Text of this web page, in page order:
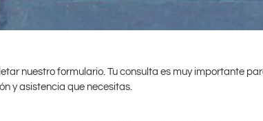
nuestro formulario. Tu consulta es muy importante
y asistencia que necesitas.